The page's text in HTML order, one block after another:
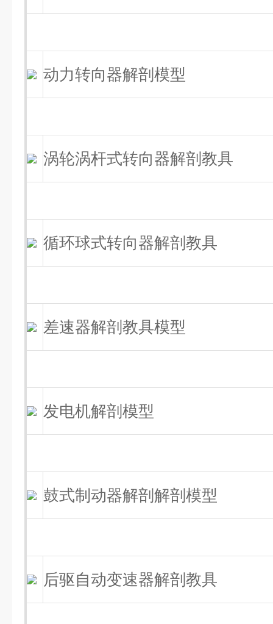
动力转向器解剖模型
涡轮涡杆式转向器解剖教具
循环球式转向器解剖教具
差速器解剖教具模型
发电机解剖模型
鼓式制动器解剖解剖模型
后驱自动变速器解剖教具